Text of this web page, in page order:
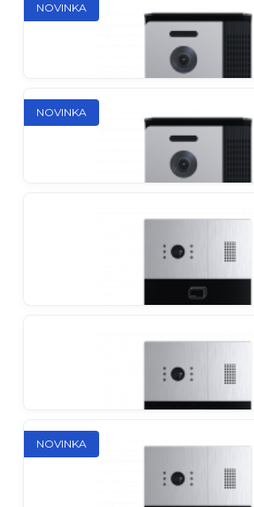
Individuálny vonkajší panel s
volacím systémom
Individuálny cenovo dostupný
modernom
NOVINKA
Individuálny vonkajší
NOVINKA
Slinex ME-02HD
Vonkajší panel pre 2
Slinex MA-
Individuálny vonkajší panel so
MIFARE
NOVINKA